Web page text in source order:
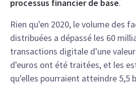
processus financier de base.
Rien qu'en 2020, le volume des
distribuées a dépassé les 60
transactions digitale d'une
d'euros ont été traitées, et les
qu'elles pourraient atteindre 5,5